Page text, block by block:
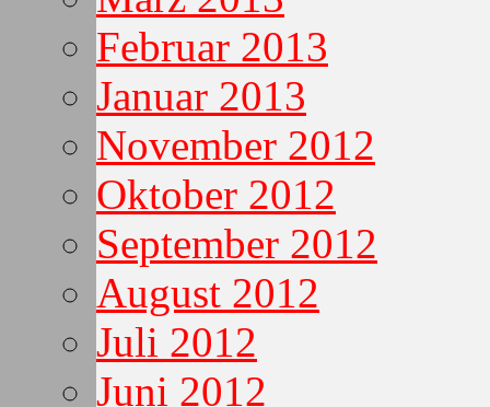
Februar 2013
Januar 2013
November 2012
Oktober 2012
September 2012
August 2012
Juli 2012
Juni 2012